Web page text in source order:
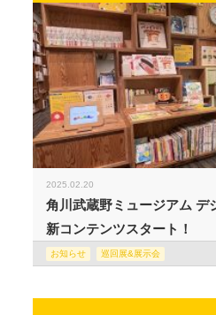
2025.02.20
角川武蔵野ミュージアム デ
新コンテンツスタート！
お知らせ 巡回展&展示会